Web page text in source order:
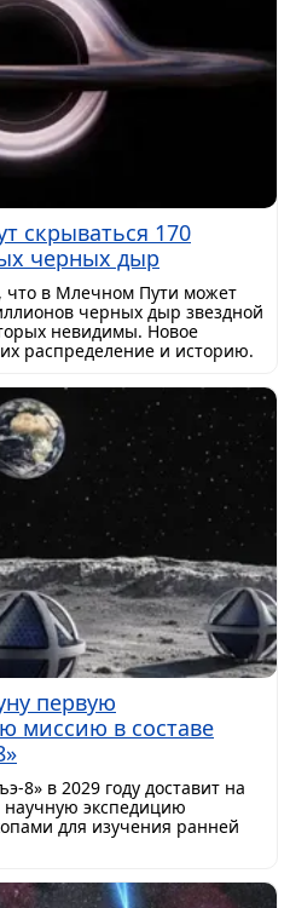
скрываться 170
черных дыр
что в Млечном Пути может
черных дыр звездной
невидимы. Новое
распределение и историю.
первую
миссию в составе
8» в 2029 году доставит на
экспедицию
для изучения ранней